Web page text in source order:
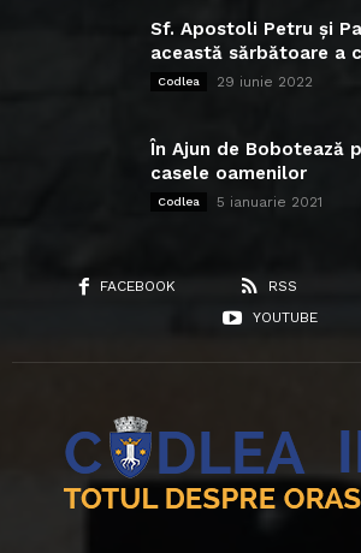
Sf. Apostoli Petru și
această sărbătoare a
Codlea 29 iunie 2022
În Ajun de Bobotează
casele oamenilor
Codlea 5 ianuarie 2021
FACEBOOK RSS
YOUTUBE